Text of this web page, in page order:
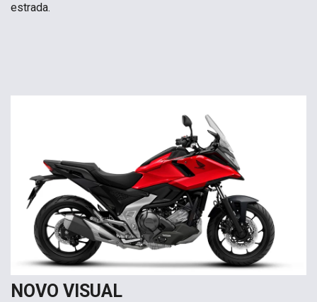
estrada.
NOVO VISUAL